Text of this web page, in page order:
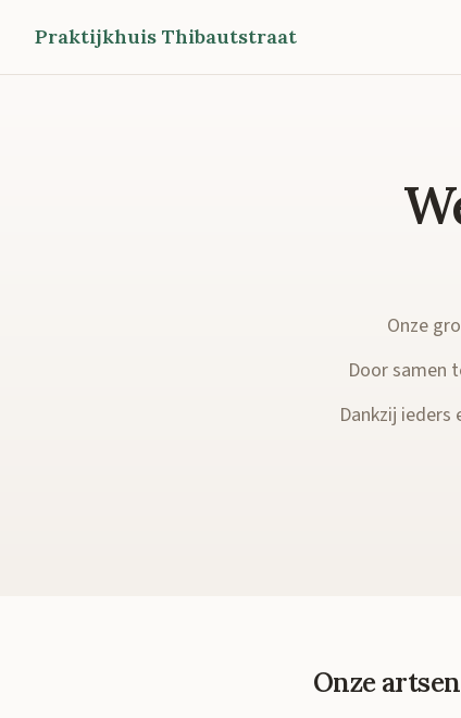
Praktijkhuis Thibautstraat
Onze
Door samen
Dankzij ieders
Onze artsen